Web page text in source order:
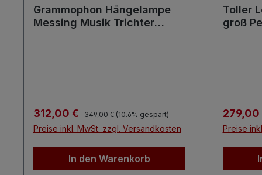
Grammophon Hängelampe
Messing Musik Trichter
Verkaufspreis:
312,00 € Regulärer Preis:
349,00 € (10.6% gespart)
Preise inkl. MwSt. zzgl. Versandkosten
In den Warenkorb
Toller
groß
Preise